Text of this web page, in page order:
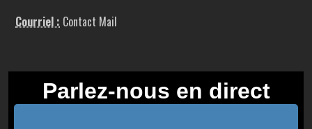
Courriel : Contact Mail